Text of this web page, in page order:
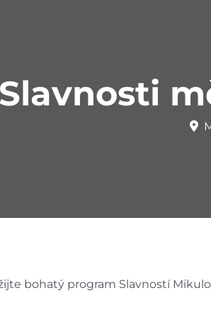
Slavnosti
bohatý program Slavností